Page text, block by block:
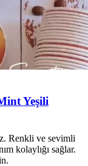
Yeşili
Renkli ve sevimli
kolaylığı sağlar.